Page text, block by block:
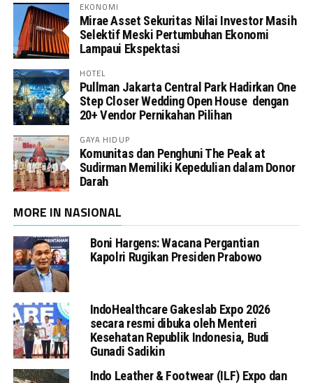
EKONOMI
Mirae Asset Sekuritas Nilai Investor Masih
Selektif Meski Pertumbuhan Ekonomi
Lampaui Ekspektasi
HOTEL
Pullman Jakarta Central Park Hadirkan One
Step Closer Wedding Open House dengan
20+ Vendor Pernikahan Pilihan
GAYA HIDUP
Komunitas dan Penghuni The Peak at
Sudirman Memiliki Kepedulian dalam Donor
Darah
MORE IN NASIONAL
Boni Hargens: Wacana Pergantian
Kapolri Rugikan Presiden Prabowo
IndoHealthcare Gakeslab Expo 2026
secara resmi dibuka oleh Menteri
Kesehatan Republik Indonesia, Budi
Gunadi Sadikin
Indo Leather & Footwear (ILF) Expo dan